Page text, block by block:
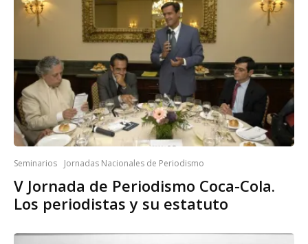
Seminarios Jornadas Nacionales de Periodismo
V Jornada de Periodismo Coca-Cola.
Los periodistas y su estatuto